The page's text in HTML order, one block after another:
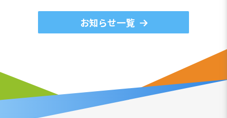
お知らせ一覧